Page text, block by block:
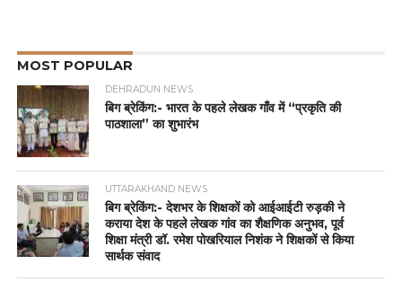
MOST POPULAR
DEHRADUN NEWS
बिग ब्रेकिंग:- भारत के पहले लेखक गाँव में “प्रकृति की
पाठशाला” का शुभारंभ
UTTARAKHAND NEWS
बिग ब्रेकिंग:- देशभर के शिक्षकों को आईआईटी रुड़की ने
कराया देश के पहले लेखक गांव का शैक्षणिक अनुभव, पूर्व
शिक्षा मंत्री डॉ. रमेश पोखरियाल निशंक ने शिक्षकों से किया
सार्थक संवाद